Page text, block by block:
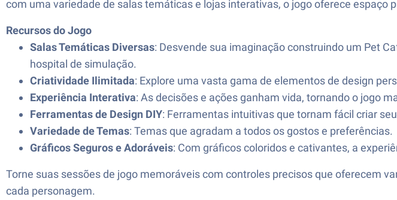
com uma variedade de salas temáticas e lojas interativas, o jogo oferece espaço
Recursos do Jogo
Salas Temáticas Diversas: Desvende sua imaginação construindo um Pet
hospital de simulação.
Criatividade Ilimitada: Explore uma vasta gama de elementos de design
Experiência Interativa: As decisões e ações ganham vida, tornando o jogo
Ferramentas de Design DIY: Ferramentas intuitivas que tornam fácil criar
Variedade de Temas: Temas que agradam a todos os gostos e preferências.
Gráficos Seguros e Adoráveis: Com gráficos coloridos e cativantes, a
Torne suas sessões de jogo memoráveis ​​com controles precisos que oferecem
cada personagem.